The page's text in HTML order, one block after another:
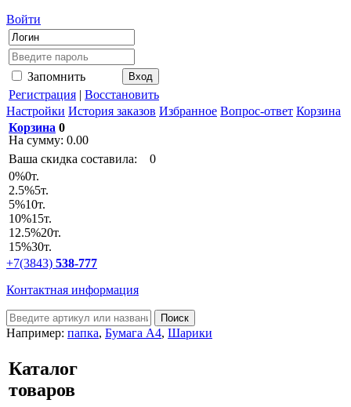
Войти
Запомнить
Регистрация | Восстановить
Настройки История заказов Избранное Вопрос-ответ Корзина
Корзина 0
На сумму: 0.00
Ваша скидка составила:
0
0%0т.
2.5%5т.
5%10т.
10%15т.
12.5%20т.
15%30т.
+7(3843) 538-777
Контактная информация
Например: папка, Бумага А4, Шарики
Каталог
товаров